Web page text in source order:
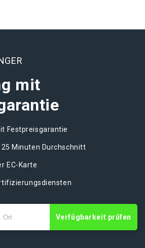
mit
Festpreisgarantie
Minuten Durchschnitt
EC-Karte
Verfügbarkeit prüfen